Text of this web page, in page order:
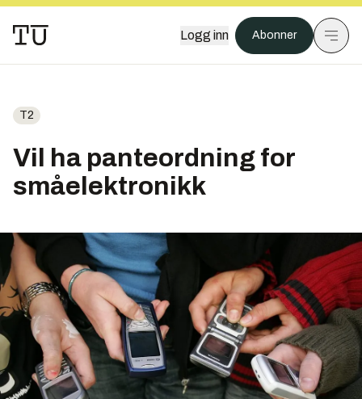
Logg inn Abonner
T2
Vil ha panteordning for
småelektronikk